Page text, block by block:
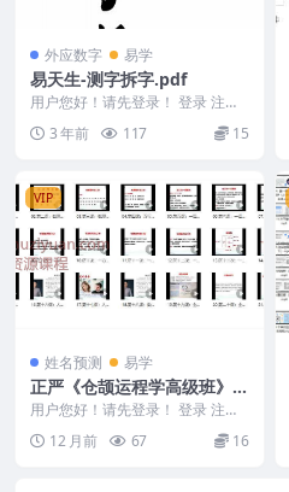
外应数字 易学
易天生-测字拆字.pdf
用户您好！请先登录！ 登录 注册
易天生-测字拆字.pdf 2401216-1
5... 3 年前 117 15
VIP
姓名预测 易学
正严《仓颉运程学高级班》教
学视频21集Y
用户您好！请先登录！ 登录 注册
正严《仓颉运程学高级班》教学视
频21集Y 25...
12 月前 67 16